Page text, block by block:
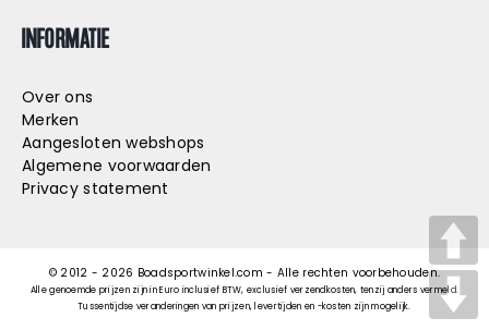
INFORMATIE
Over ons
Merken
Aangesloten webshops
Algemene voorwaarden
Privacy statement
© 2012 - 2026 Boadsportwinkel.com - Alle rechten voorbehouden.
Alle genoemde prijzen zijn in Euro inclusief BTW, exclusief verzendkosten, tenzij anders vermeld.
Tussentijdse veranderingen van prijzen, levertijden en -kosten zijn mogelijk.